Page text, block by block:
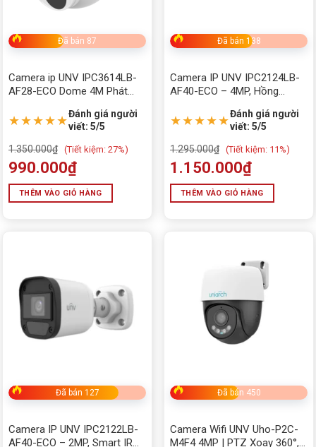
Đã bán 87
Camera ip UNV IPC3614LB-
AF28-ECO Dome 4M Phát
Smart IR 30m
★★★★★Đánh giá người
viết: 5/5
1.350.000₫ (Tiết kiệm: 27%)
990.000₫
THÊM VÀO GIỎ HÀNG
Đã bán 138
Camera IP UNV IPC2124LB-
AF40-ECO – 4MP, Hồng
Chính Xác, Hỗ Trợ PoE
★★★★★Đánh giá người
viết: 5/5
1.295.000₫ (Tiết kiệm: 11%)
1.150.000₫
THÊM VÀO GIỎ HÀNG
Đã bán 127
Camera IP UNV IPC2122LB-
AF40-ECO – 2MP, Smart IR
Đã bán 450
Camera Wifi UNV Uho-P2C-
M4F4 4MP | PTZ Xoay 360°,